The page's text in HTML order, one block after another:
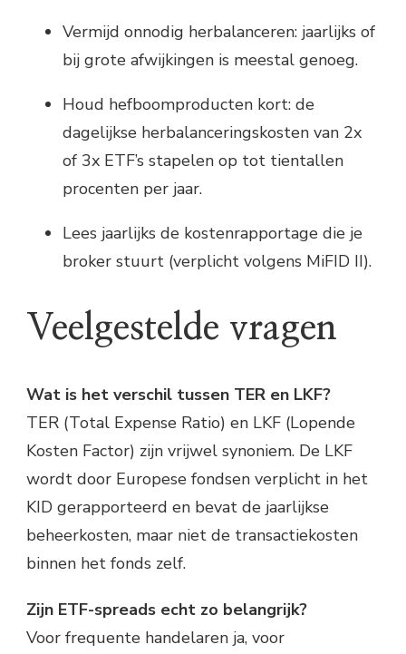
Vermijd onnodig herbalanceren: jaarlijks of
bij grote afwijkingen is meestal genoeg.
Houd hefboomproducten kort: de
dagelijkse herbalanceringskosten van 2x
of 3x ETF’s stapelen op tot tientallen
procenten per jaar.
Lees jaarlijks de kostenrapportage die je
broker stuurt (verplicht volgens MiFID II).
Veelgestelde vragen
Wat is het verschil tussen TER en LKF?
TER (Total Expense Ratio) en LKF (Lopende
Kosten Factor) zijn vrijwel synoniem. De LKF
wordt door Europese fondsen verplicht in het
KID gerapporteerd en bevat de jaarlijkse
beheerkosten, maar niet de transactiekosten
binnen het fonds zelf.
Zijn ETF-spreads echt zo belangrijk?
Voor frequente handelaren ja, voor